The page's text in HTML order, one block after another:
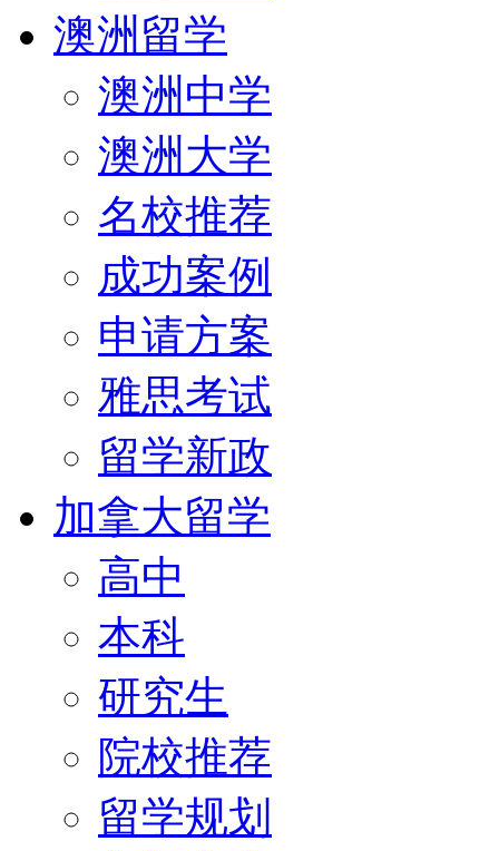
澳洲留学
澳洲中学
澳洲大学
名校推荐
成功案例
申请方案
雅思考试
留学新政
加拿大留学
高中
本科
研究生
院校推荐
留学规划